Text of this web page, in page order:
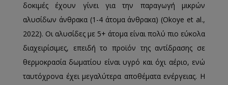
δοκιμές έχουν γίνει για την παραγωγή μικρών
αλυσίδων άνθρακα (1-4 άτομα άνθρακα) (Okoye et al.,
2022). Οι αλυσίδες με 5+ άτομα είναι πολύ πιο εύκολα
διαχειρίσιμες, επειδή το προϊόν της αντίδρασης σε
θερμοκρασία δωματίου είναι υγρό και όχι αέριο, ενώ
ταυτόχρονα έχει μεγαλύτερα αποθέματα ενέργειας. Η